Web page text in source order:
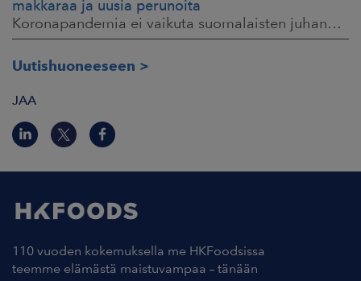
makkaraa ja uusia perunoita
Koronapandemia ei vaikuta suomalaisten juhannusherkutteluun HKScan Oyj Tiedote medialle 16.6.2020 klo 9:30
Uutishuoneeseen
JAA
110 vuoden kokemuksella me HKFoodsissa
teemme elämästä maistuvampaa – tänään